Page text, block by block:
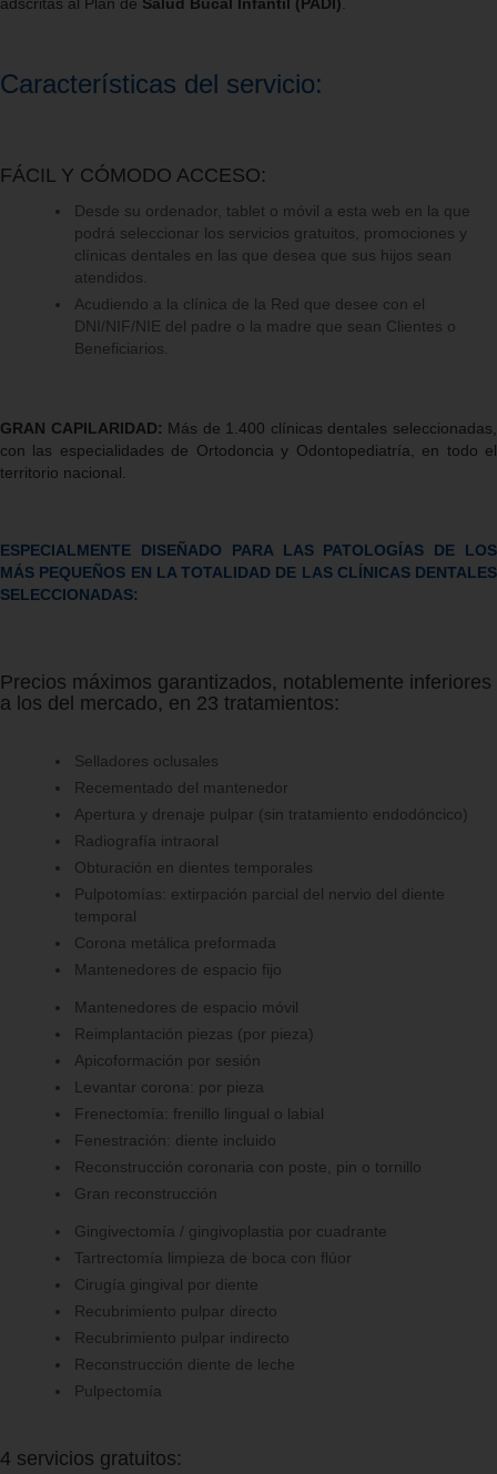
Características del servicio:
FÁCIL Y CÓMODO ACCESO:
Desde su ordenador, tablet o móvil a esta web en la que
podrá seleccionar los servicios gratuitos, promociones y
clínicas dentales en las que desea que sus hijos sean
atendidos.
Acudiendo a la clínica de la Red que desee con el
DNI/NIF/NIE del padre o la madre que sean Clientes o
Beneficiarios.
GRAN CAPILARIDAD: Más de 1.400 clínicas dentales seleccionadas,
con las especialidades de Ortodoncia y Odontopediatría, en todo el
territorio nacional.
ESPECIALMENTE DISEÑADO PARA LAS PATOLOGÍAS DE LOS
MÁS PEQUEÑOS EN LA TOTALIDAD DE LAS CLÍNICAS DENTALES
SELECCIONADAS:
Precios máximos garantizados, notablemente inferiores
a los del mercado, en 23 tratamientos:
Selladores oclusales
Recementado del mantenedor
Apertura y drenaje pulpar (sin tratamiento endodóncico)
Radiografía intraoral
Obturación en dientes temporales
Pulpotomías: extirpación parcial del nervio del diente
temporal
Corona metálica preformada
Mantenedores de espacio fijo
Mantenedores de espacio móvil
Reimplantación piezas (por pieza)
Apicoformación por sesión
Levantar corona: por pieza
Frenectomía: frenillo lingual o labial
Fenestración: diente incluido
Reconstrucción coronaria con poste, pin o tornillo
Gran reconstrucción
Gingivectomía / gingivoplastia por cuadrante
Tartrectomía limpieza de boca con flúor
Cirugía gingival por diente
Recubrimiento pulpar directo
Recubrimiento pulpar indirecto
Reconstrucción diente de leche
Pulpectomía
4 servicios gratuitos: